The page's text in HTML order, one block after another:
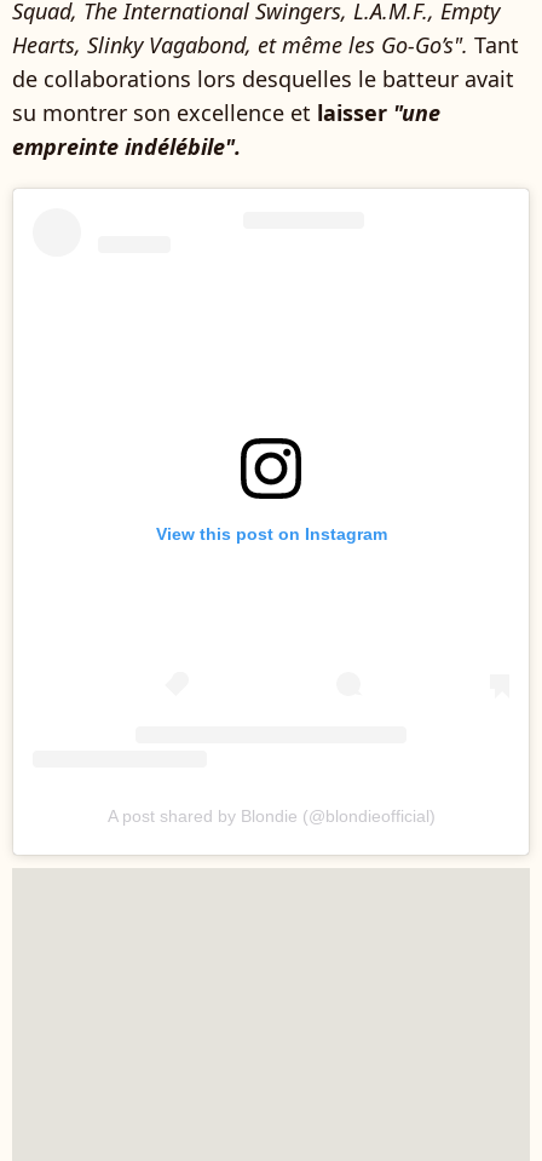
Squad, The International Swingers, L.A.M.F., Empty
Hearts, Slinky Vagabond, et même les Go-Go’s". Tant
de collaborations lors desquelles le batteur avait
su montrer son excellence et laisser "une
empreinte indélébile".
View this post on Instagram
A post shared by Blondie (@blondieofficial)